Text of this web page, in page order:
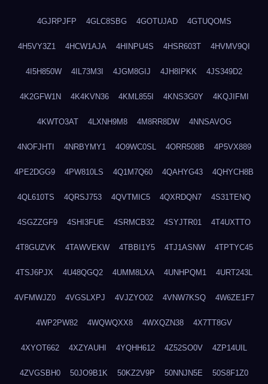
4GJRPJFP 4GLC8SBG 4GOTUJAD 4GTUQOMS
4H5VY3Z1 4HCW1AJA 4HINPU4S 4HSR603T 4HVMV9QI
4I5H850W 4IL73M3I 4JGM8GIJ 4JH8IPKK 4JS349D2
4K2GFW1N 4K4KVN36 4KML855I 4KNS3G0Y 4KQJIFMI
4KWTO3AT 4LXNH9M8 4M8RR8DW 4NNSAVOG
4NOFJHTI 4NRBYMY1 4O9WC0SL 4ORR508B 4P5VX889
4PE2DGG9 4PW810LS 4Q1M7Q60 4QAHYG43 4QHYCH8B
4QL610TS 4QRSJ753 4QVTMIC5 4QXRDQN7 4S31TENQ
4SGZZGF9 4SHI3FUE 4SRMCB32 4SYJTR01 4T4UXTTO
4T8GUZVK 4TAWVEKW 4TBBI1Y5 4TJ1ASNW 4TPTYC45
4TSJ6PJX 4U48QGQ2 4UMM8LXA 4UNHPQM1 4URT243L
4VFMWJZ0 4VGSLXPJ 4VJZYO02 4VNW7KSQ 4W6ZE1F7
4WP2PW82 4WQWQXX8 4WXQZN38 4X7TT8GV
4XYOT662 4XZYAUHI 4YQHH612 4Z52SO0V 4ZP14UIL
4ZVGSBH0 50JO9B1K 50KZ2V9P 50NNJN5E 50S8F1Z0